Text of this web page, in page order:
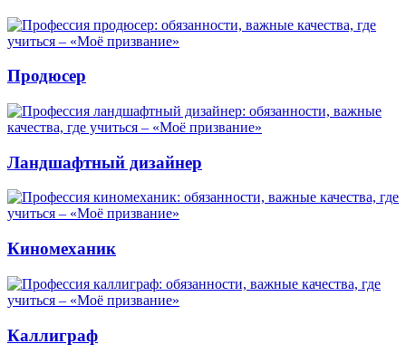
Продюсер
Ландшафтный дизайнер
Киномеханик
Каллиграф